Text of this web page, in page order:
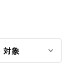
対象